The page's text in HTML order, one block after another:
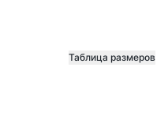
Таблица размеров